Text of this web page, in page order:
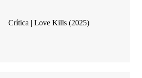
Crítica | Love Kills (2025)